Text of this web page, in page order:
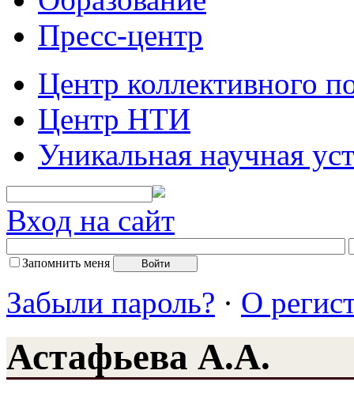
Пресс-центр
Центр коллективного
Центр НТИ
Уникальная научная
Вход на сайт
Запомнить меня
Забыли пароль? · О
Астафьева А.А.